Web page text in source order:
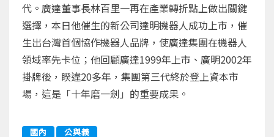
代。廣達董事長林百里一再在產業轉折點上做出關鍵
選擇，本日他催生的新公司達明機器人成功上市，催
生出台灣首個協作機器人品牌，使廣達集團在機器人
領域率先卡位；他回顧廣達1999年上市、廣明2002年
掛牌後，睽違20多年，集團第三代終於登上資本市
場，這是「十年磨一劍」的重要成果。
國內 公與義